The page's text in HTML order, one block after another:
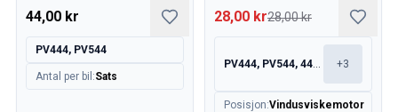
44,00 kr
PV444, PV544
Antal per bil :Sats
28,00 kr28,00 kr
PV444, PV544, 445, 210 +3
Posisjon:Vindusviskemotor